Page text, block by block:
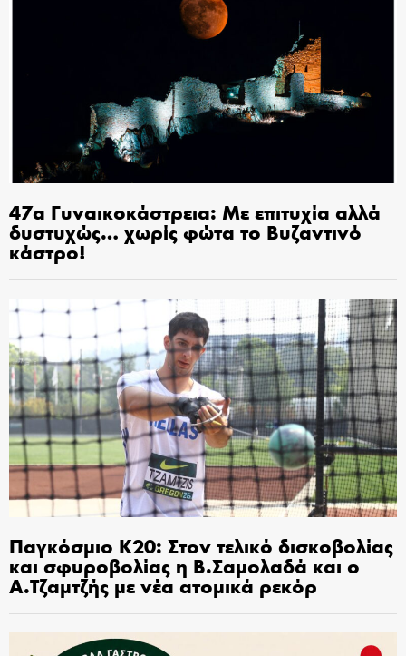
47α Γυναικοκάστρεια: Με επιτυχία αλλά
δυστυχώς… χωρίς φώτα το Βυζαντινό
κάστρο!
Παγκόσμιο Κ20: Στον τελικό δισκοβολίας
και σφυροβολίας η Β.Σαμολαδά και ο
Α.Τζαμτζής με νέα ατομικά ρεκόρ